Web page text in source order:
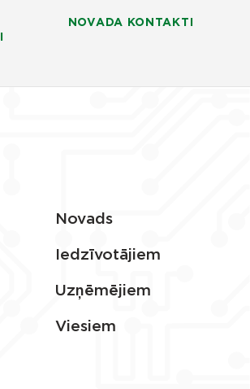
NOVADA KONTAKTI
Novads
Iedzīvotājiem
Uzņēmējiem
Viesiem